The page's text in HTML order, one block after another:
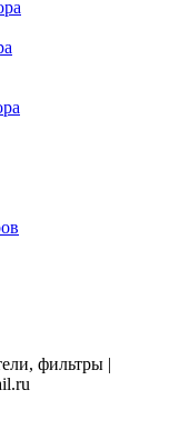
фильтры |